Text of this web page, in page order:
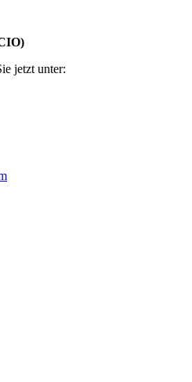
jetzt unter: